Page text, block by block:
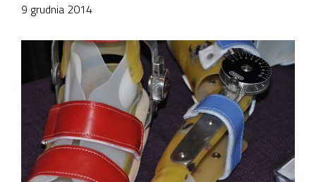
9 grudnia 2014